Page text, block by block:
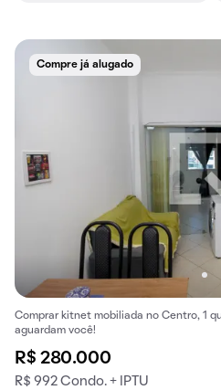
Compre já alugado
Comprar kitnet mobiliada no Centro, 1
aguardam você!
R$ 280.000
R$ 992 Condo. + IPTU